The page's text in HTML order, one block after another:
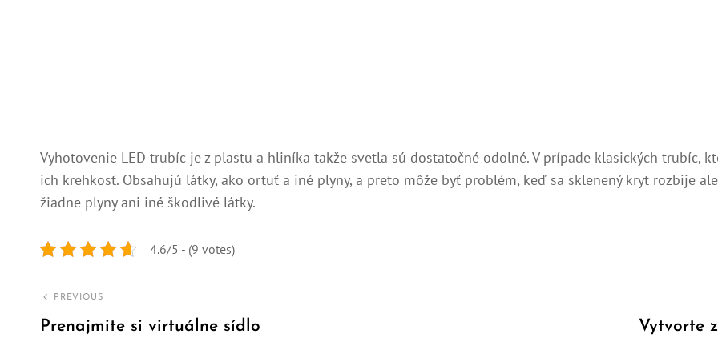
Vyhotovenie LED trubíc je z plastu a hliníka takže svetla sú dostatočné odolné. V prípade klasických trubíc,
ich krehkosť. Obsahujú látky, ako ortuť a iné plyny, a preto môže byť problém, keď sa sklenený kryt rozbije
žiadne plyny ani iné škodlivé látky.
4.6/5 - (9 votes)
Navigace
pro
PREVIOUS
Prenajmite si virtuálne sídlo Vytvorte